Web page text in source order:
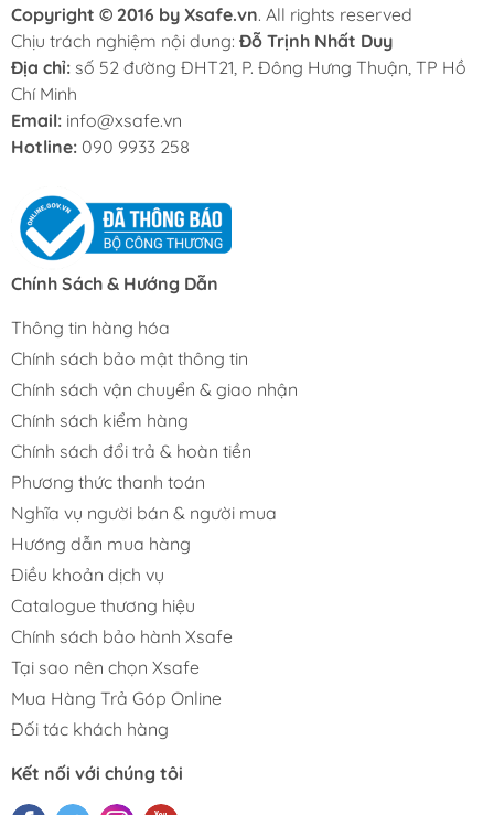
Copyright © 2016 by Xsafe.vn. All rights reserved
Chịu trách nghiệm nội dung: Đỗ Trịnh Nhất Duy
Địa chỉ: số 52 đường ĐHT21, P. Đông Hưng Thuận, TP Hồ
Chí Minh
Email: info@xsafe.vn
Hotline: 090 9933 258
Chính Sách & Hướng Dẫn
Thông tin hàng hóa
Chính sách bảo mật thông tin
Chính sách vận chuyển & giao nhận
Chính sách kiểm hàng
Chính sách đổi trả & hoàn tiền
Phương thức thanh toán
Nghĩa vụ người bán & người mua
Hướng dẫn mua hàng
Điều khoản dịch vụ
Catalogue thương hiệu
Chính sách bảo hành Xsafe
Tại sao nên chọn Xsafe
Mua Hàng Trả Góp Online
Đối tác khách hàng
Kết nối với chúng tôi